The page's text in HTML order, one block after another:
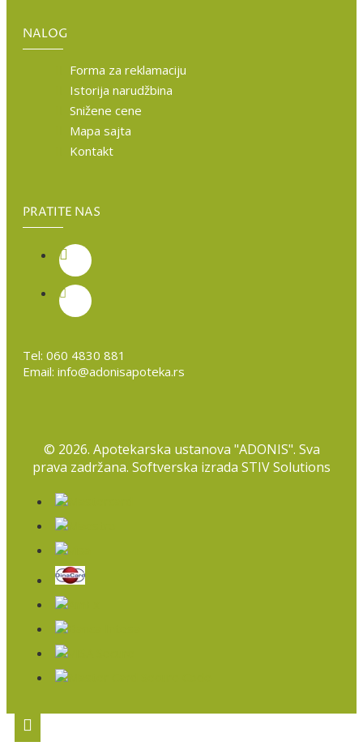
NALOG
Forma za reklamaciju
Istorija narudžbina
Snižene cene
Mapa sajta
Kontakt
PRATITE NAS
Tel: 060 4830 881
Email: info@adonisapoteka.rs
© 2026. Apotekarska ustanova "ADONIS". Sva
prava zadržana. Softverska izrada STIV Solutions